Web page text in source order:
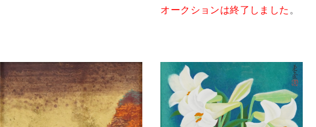
オークションは終了しました 。